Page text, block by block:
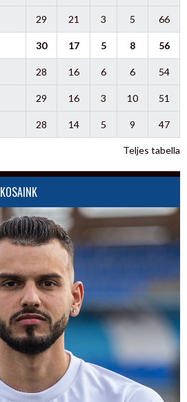
29 21 3 5 66
30 17 5 8 56
28 16 6 6 54
29 16 3 10 51
28 14 5 9 47
Teljes tabella